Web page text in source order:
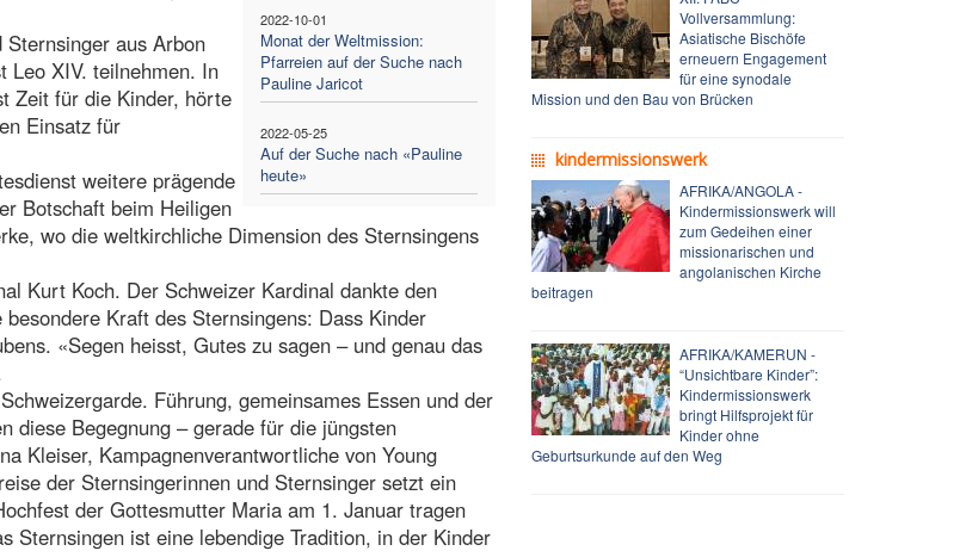
2022-10-01
Monat der Weltmission:
Pfarreien auf der Suche nach
Pauline Jaricot
2022-05-25
Auf der Suche nach «Pauline
heute»
aus Arbon
Leo XIV. teilnehmen. In
Zeit für die Kinder, hörte
Einsatz für
weitere prägende
Botschaft beim Heiligen
wo die weltkirchliche Dimension des Sternsingens
Kurt Koch. Der Schweizer Kardinal dankte den
Kraft des Sternsingens: Dass Kinder
«Segen heisst, Gutes zu sagen – und genau das
Führung, gemeinsames Essen und der
diese Begegnung – gerade für die jüngsten
Kleiser, Kampagnenverantwortliche von Young
der Sternsingerinnen und Sternsinger setzt ein
der Gottesmutter Maria am 1. Januar tragen
Sternsingen ist eine lebendige Tradition, in der Kinder
Vollversammlung:
Asiatische Bischöfe
erneuern Engagement
für eine synodale
Mission und den Bau von Brücken
kindermissionswerk
AFRIKA/ANGOLA -
Kindermissionswerk will
zum Gedeihen einer
missionarischen und
angolanischen Kirche
beitragen
AFRIKA/KAMERUN -
“Unsichtbare Kinder”:
Kindermissionswerk
bringt Hilfsprojekt für
Kinder ohne
Geburtsurkunde auf den Weg